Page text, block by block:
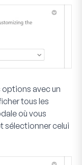
avec un
tous les
où vous
sélectionner celui